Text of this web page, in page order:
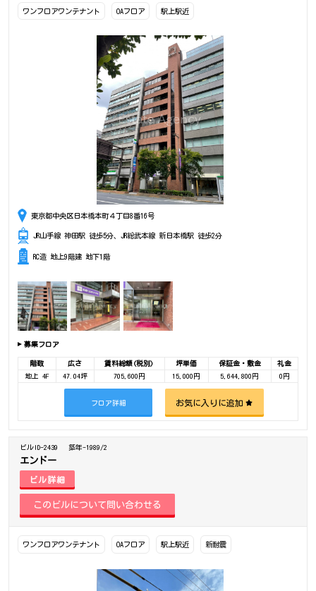
ワンフロアワンテナント OAフロア 駅上駅近
東京都中央区日本橋本町４丁目8番16号
JR山手線 神田駅 徒歩5分、JR総武本線 新日本橋駅 徒歩2分
RC造 地上9階建 地下1階
募集フロア
階数 広さ 賃料総額(税別) 坪単価 保証金・敷金
礼金
地上 4F
47.04坪 705,600円 15,000円 5,644,800円 0円
フロア詳細 お気に入りに追加
ビルID-2439 築年-1989/2
エンドー
ビル詳細
ワンフロアワンテナント OAフロア 駅上駅近 新耐震